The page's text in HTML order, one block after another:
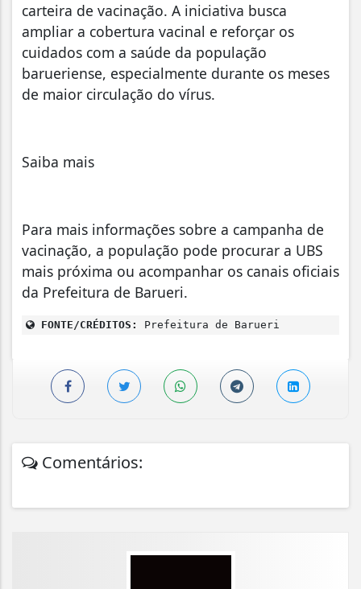
carteira de vacinação. A iniciativa busca
ampliar a cobertura vacinal e reforçar os
cuidados com a saúde da população
barueriense, especialmente durante os meses
de maior circulação do vírus.
Saiba mais
Para mais informações sobre a campanha de
vacinação, a população pode procurar a UBS
mais próxima ou acompanhar os canais oficiais
da Prefeitura de Barueri.
FONTE/CRÉDITOS: Prefeitura de Barueri
Comentários: